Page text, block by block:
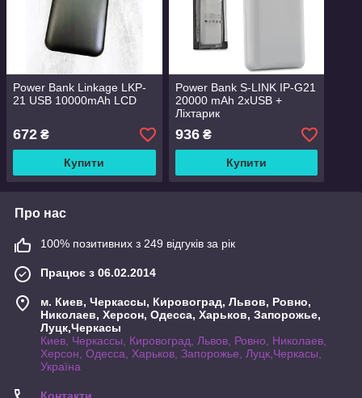
Power Bank Linkage LKP-
21 USB 10000mAh LCD
672 ₴
Купити
Power Bank S-LINK IP-G21
20000 mAh 2xUSB +
Ліхтарик
936₴
Купити
Про нас
100% позитивних з 249 відгуків за рік
Працює з 06.02.2014
м. Киев, Черкассы, Кировоград, Львов, Ровно,
Николаев, Херсон, Одесса, Харьков, Запорожье,
Луцк,Черкасы
Киев, Черкассы, Кировоград, Львов, Ровно, Николаев,
Херсон, Одесса, Харьков, Запорожье, Луцк,Черкасы,
Україна